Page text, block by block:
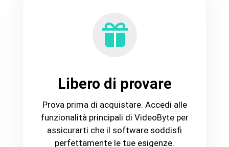
Libero di provare
Prova prima di acquistare. Accedi alle
funzionalità principali di VideoByte per
assicurarti che il software soddisfi
perfettamente le tue esigenze.